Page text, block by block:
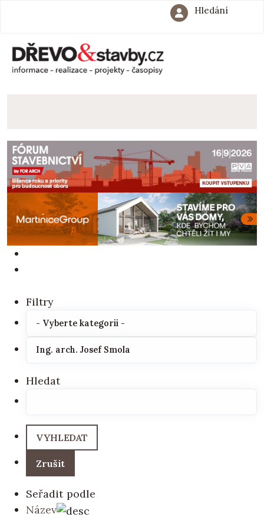
Hledání
Filtry
Hledat
Seřadit podle
Název